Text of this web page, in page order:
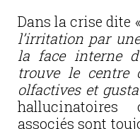
Dans la crise dite
l’irritation par
la face interne
trouve le centre
olfactives et
associés sont